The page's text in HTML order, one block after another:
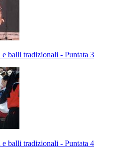
balli tradizionali - Puntata 3
balli tradizionali - Puntata 4